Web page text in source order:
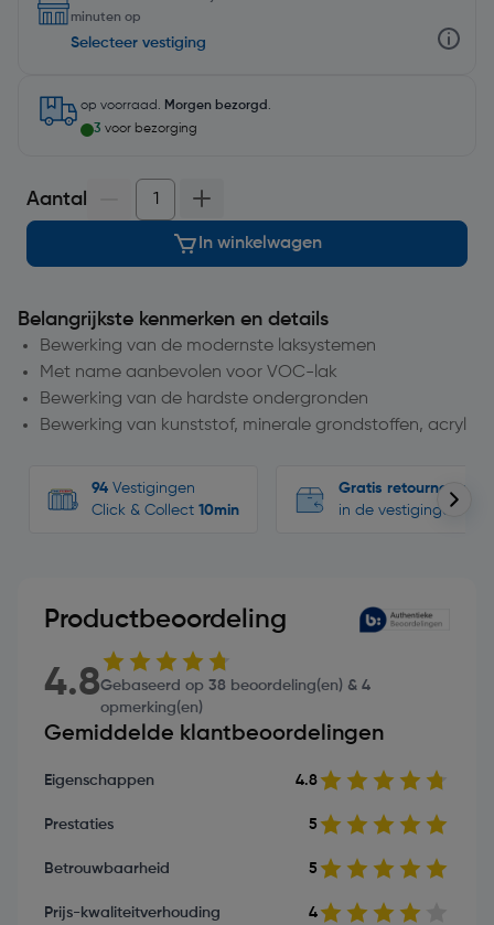
minuten op
Selecteer vestiging
op voorraad. Morgen bezorgd .
3 voor bezorging
Aantal
In winkelwagen
Belangrijkste kenmerken en details
Bewerking van de modernste laksystemen
Met name aanbevolen voor VOC-lak
Bewerking van de hardste ondergronden
Bewerking van kunststof, minerale grondstoffen, acryl
94 Vestigingen
Click & Collect 10min
Gratis retourneren
in de vestigingen
Productbeoordeling
4.8Gebaseerd op 38 beoordeling(en) & 4
opmerking(en)
Gemiddelde klantbeoordelingen
Eigenschappen 4.8
Prestaties 5
Betrouwbaarheid 5
Prijs-kwaliteitverhouding 4